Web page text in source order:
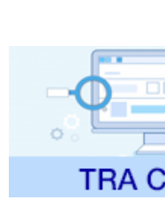
Số kí hiệu:2304/
Tên: Quyết định công
được sửa đổi, bổ sung
trình điện tử giải quyết
lịch thuộc phạm vi
thao và Du lịch
Ngày ban hành: 01/06/
Số kí hiệu: 2310/